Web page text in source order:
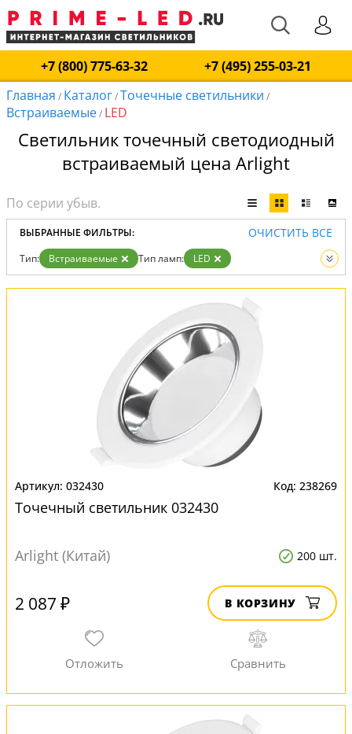
+7 (800) 775-63-32
+7 (495) 255-03-21
Главная / Каталог/Точечные светильники /
Встраиваемые/ LED
Светильник точечный светодиодный
встраиваемый цена Arlight
ВЫБРАННЫЕ ФИЛЬТРЫ: ОЧИСТИТЬ ВСЕ
Тип: Встраиваемые Тип ламп:
LED
Вид:
Точечные светильники
032430 238269
Точечный светильник 032430
Arlight (Китай) 200 шт.
2 087 ₽ В КОРЗИНУ